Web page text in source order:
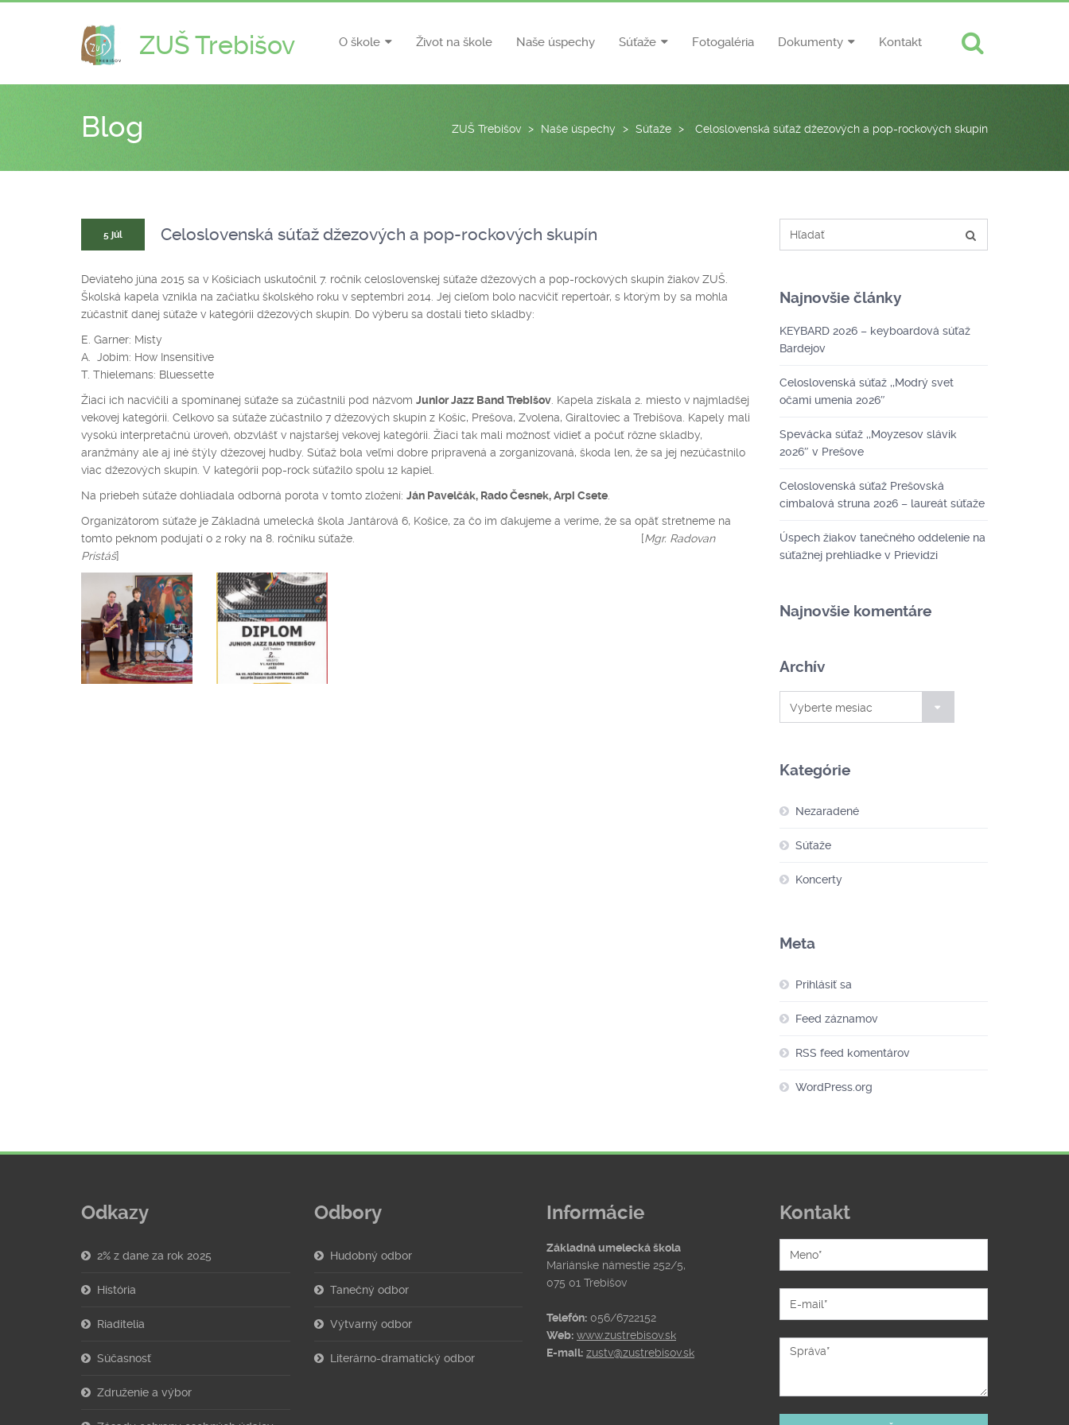
ZUŠ Trebišov O škole Život na škole Naše úspechy Súťaže Fotogaléria Dokumenty Kontakt
Blog ZUŠ Trebišov > Naše úspechy > Súťaže > Celoslovenská súťaž džezových a pop-rockových skupín
5 júl Celoslovenská súťaž džezových a pop-rockových skupín
Deviateho júna 2015 sa v Košiciach uskutočnil 7. ročník celoslovenskej súťaže džezových a pop-rockových skupín žiakov ZUŠ.
Školská kapela vznikla na začiatku školského roku v septembri 2014. Jej cieľom bolo nacvičiť repertoár, s ktorým by sa mohla
zúčastniť danej súťaže v kategórii džezových skupín. Do výberu sa dostali tieto skladby:
E. Garner: Misty
A. Jobim: How Insensitive
T. Thielemans: Bluessette
Žiaci ich nacvičili a spomínanej súťaže sa zúčastnili pod názvom Junior Jazz Band Trebišov . Kapela získala 2. miesto v najmladšej
vekovej kategórii. Celkovo sa súťaže zúčastnilo 7 džezových skupín z Košíc, Prešova, Zvolena, Giraltoviec a Trebišova. Kapely mali
vysokú interpretačnú úroveň, obzvlášť v najstaršej vekovej kategórii. Žiaci tak mali možnosť vidieť a počuť rôzne skladby,
aranžmány ale aj iné štýly džezovej hudby. Súťaž bola veľmi dobre pripravená a zorganizovaná, škoda len, že sa jej nezúčastnilo
viac džezových skupín. V kategórii pop-rock súťažilo spolu 12 kapiel.
Na priebeh súťaže dohliadala odborná porota v tomto zložení: Ján Pavelčák, Rado Česnek, Arpi Csete
Organizátorom súťaže je Základná umelecká škola Jantárová 6, Košice, za čo im ďakujeme a veríme, že sa opäť stretneme na
tomto peknom podujatí o 2 roky na 8. ročníku súťaže. [Mgr. Radovan
Pristáš]
Najnovšie články
KEYBARD 2026 – keyboardová súťaž
Bardejov
Celoslovenská súťaž ,,Modrý svet
očami umenia 2026″
Spevácka súťaž ,,Moyzesov slávik
2026″ v Prešove
Celoslovenská súťaž Prešovská
cimbalová struna 2026 – laureát súťaže
Úspech žiakov tanečného oddelenie na
súťažnej prehliadke v Prievidzi
Najnovšie komentáre
Archív
Vyberte mesiac
Kategórie
Nezaradené
Súťaže
Koncerty
Meta
Prihlásiť sa
Feed záznamov
RSS feed komentárov
WordPress.org
Odkazy
2% z dane za rok 2025
História
Riaditelia
Súčasnosť
Združenie a výbor
Odbory
Hudobný odbor
Tanečný odbor
Výtvarný odbor
Literárno-dramatický odbor
Informácie
Základná umelecká škola
Mariánske námestie 252/5,
075 01 Trebišov
Telefón: 056/6722152
Web: www.zustrebisov.sk
E-mail: zustv@zustrebisov.sk
Kontakt